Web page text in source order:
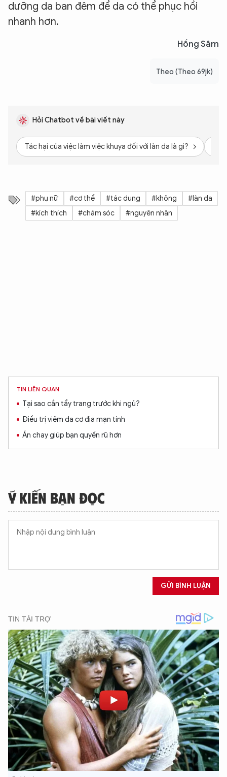
dưỡng da ban đêm để da có thể phục hồi
nhanh hơn.
Hồng Sâm
Theo (Theo 69jk)
Hỏi Chatbot về bài viết này
Tác hại của việc làm việc khuya đối với làn da là gì?
#phụ nữ #cơ thể #tác dụng #không
#làn da
#kích thích
#chăm sóc #nguyên nhân
TIN LIÊN QUAN
Tại sao cần tẩy trang trước khi ngủ?
Điều trị viêm da cơ địa mạn tính
Ăn chay giúp bạn quyến rũ hơn
Ý KIẾN BẠN ĐỌC
GỬI BÌNH LUẬN
XIN CHÀO,
TÔI LÀ CHATBOT CỦA
Hãy hỏi tôi bất kỳ điều gì bạn cần biết về
An Ninh Thủ Đô nhé. Tôi sẵn sàng hỗ trợ!